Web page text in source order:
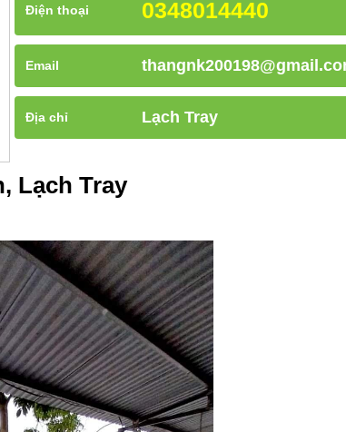
Điện thoại 0348014440
Email
Địa chỉ Lạch Tray
Lạch Tray